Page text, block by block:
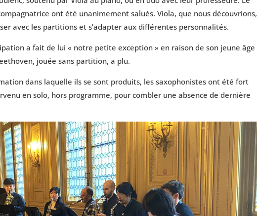
ont été unanimement salués. Viola, que nous découvrions,
avec les partitions et s’adapter aux différentes personnalités.
a fait de lui « notre petite exception » en raison de son jeune âge
jouée sans partition, a plu.
dans laquelle ils se sont produits, les saxophonistes ont été fort
en solo, hors programme, pour combler une absence de dernière